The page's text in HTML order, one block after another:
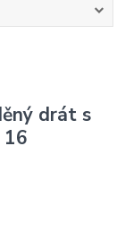
drát s
16